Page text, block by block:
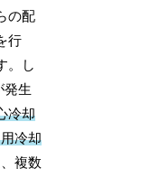
の配
行
。し
発生
冷却
冷却
複数